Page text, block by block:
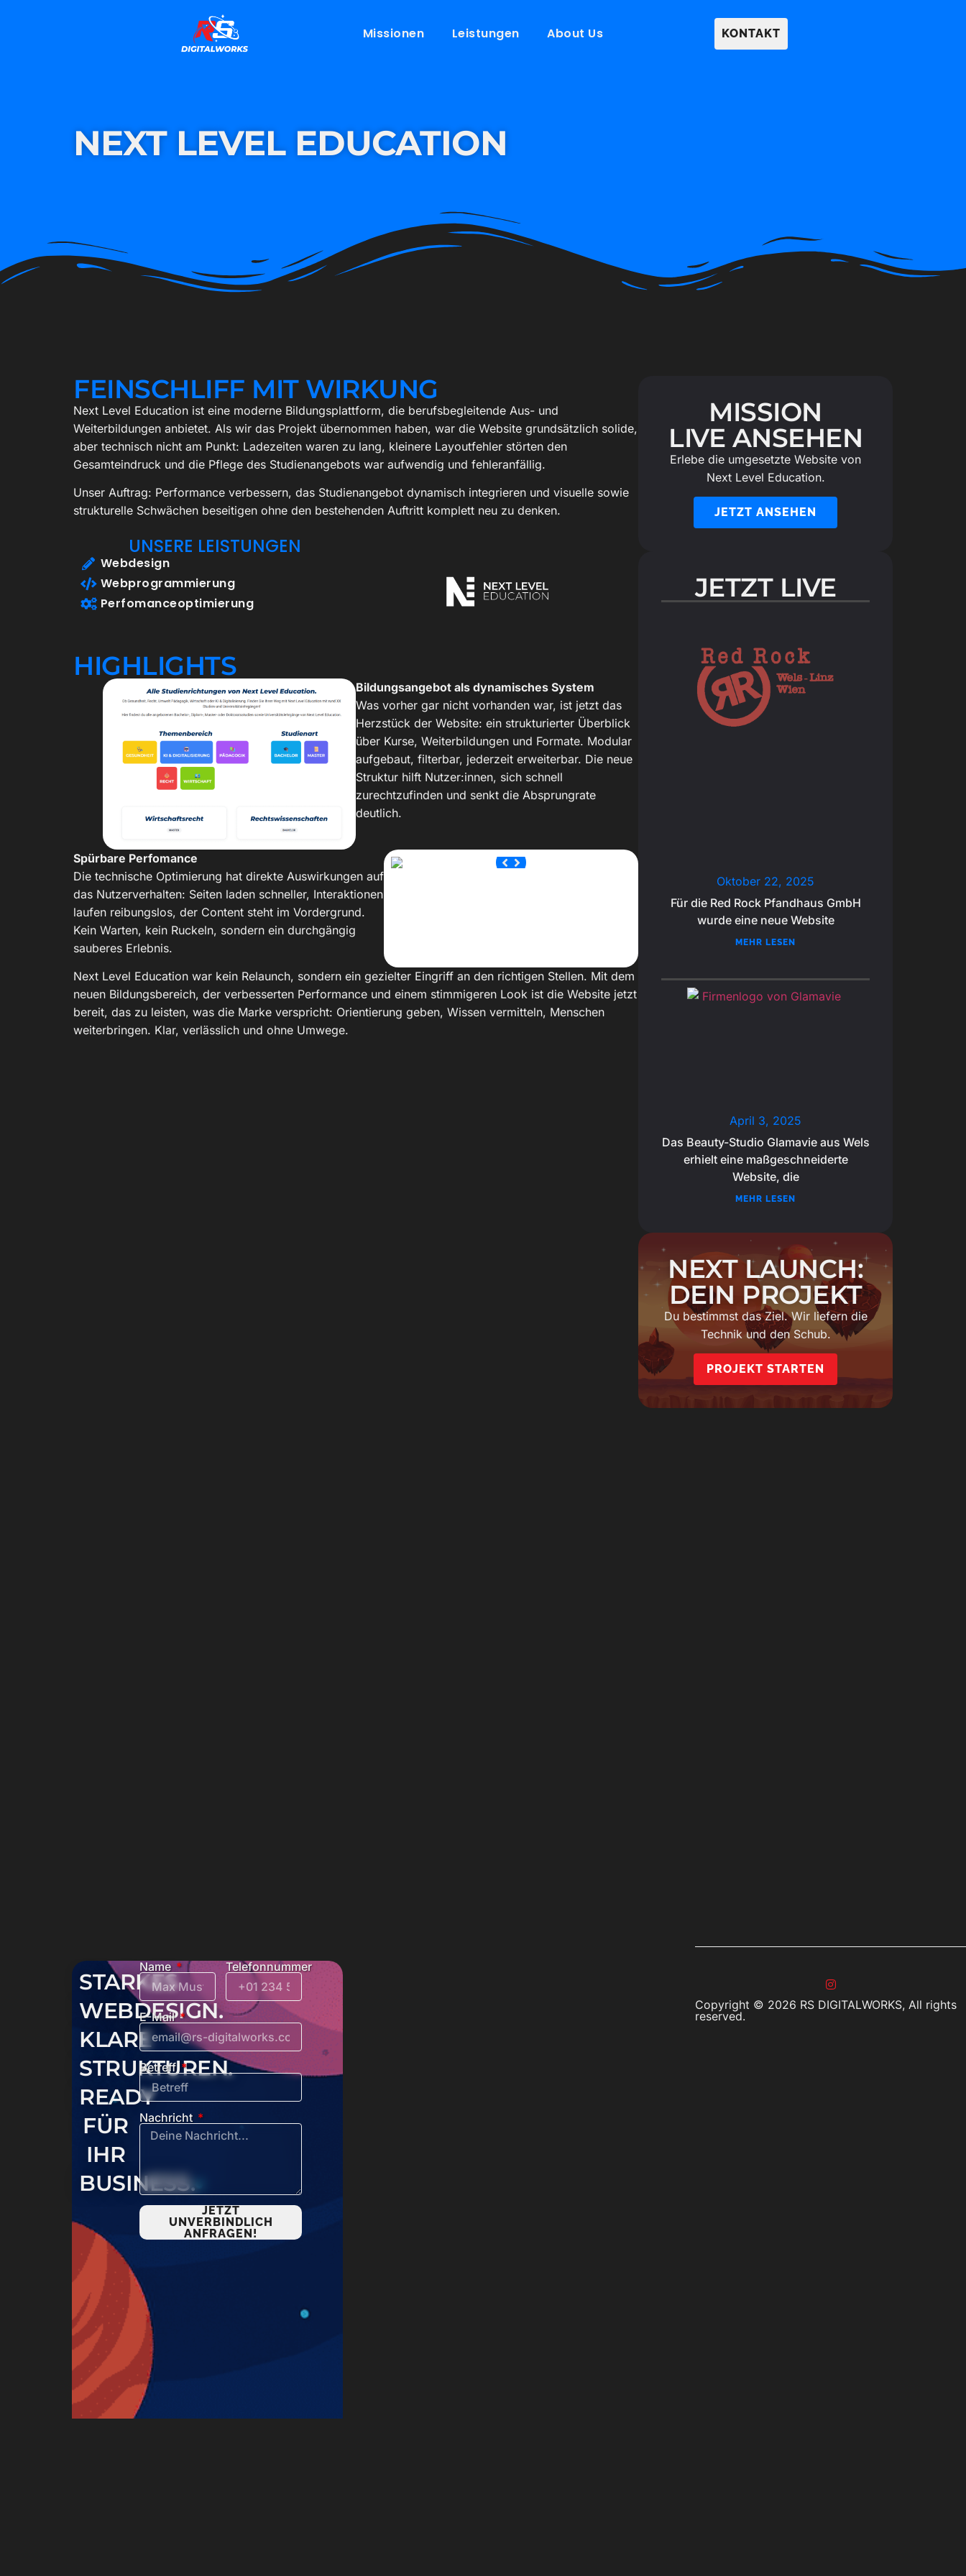
Missionen Leistungen About Us KONTAKT
NEXT LEVEL EDUCATION
FEINSCHLIFF MIT WIRKUNG
Next Level Education ist eine moderne Bildungsplattform, die berufsbegleitende Aus- und
Weiterbildungen anbietet. Als wir das Projekt übernommen haben, war die Website grundsätzlich solide,
aber technisch nicht am Punkt: Ladezeiten waren zu lang, kleinere Layoutfehler störten den
Gesamteindruck und die Pflege des Studienangebots war aufwendig und fehleranfällig.
Unser Auftrag: Performance verbessern, das Studienangebot dynamisch integrieren und visuelle sowie
strukturelle Schwächen beseitigen ohne den bestehenden Auftritt komplett neu zu denken.
UNSERE LEISTUNGEN
Webdesign
Webprogrammierung
Perfomanceoptimierung
HIGHLIGHTS
Bildungsangebot als dynamisches System
Was vorher gar nicht vorhanden war, ist jetzt das
Herzstück der Website: ein strukturierter Überblick
über Kurse, Weiterbildungen und Formate. Modular
aufgebaut, filterbar, jederzeit erweiterbar. Die neue
Struktur hilft Nutzer:innen, sich schnell
zurechtzufinden und senkt die Absprungrate
deutlich.
Spürbare Perfomance
Die technische Optimierung hat direkte Auswirkungen auf
das Nutzerverhalten: Seiten laden schneller, Interaktionen
laufen reibungslos, der Content steht im Vordergrund.
Kein Warten, kein Ruckeln, sondern ein durchgängig
sauberes Erlebnis.
Next Level Education war kein Relaunch, sondern ein gezielter Eingriff an den richtigen Stellen. Mit dem
neuen Bildungsbereich, der verbesserten Performance und einem stimmigeren Look ist die Website jetzt
bereit, das zu leisten, was die Marke verspricht: Orientierung geben, Wissen vermitteln, Menschen
weiterbringen. Klar, verlässlich und ohne Umwege.
MISSION
LIVE ANSEHEN
Erlebe die umgesetzte Website von
Next Level Education.
JETZT ANSEHEN
JETZT LIVE
Oktober 22, 2025
Für die Red Rock Pfandhaus GmbH
wurde eine neue Website
MEHR LESEN
April 3, 2025
Das Beauty-Studio Glamavie aus Wels
erhielt eine maßgeschneiderte
Website, die
MEHR LESEN
NEXT LAUNCH:
DEIN PROJEKT
Du bestimmst das Ziel. Wir liefern die
Technik und den Schub.
PROJEKT STARTEN
STARKES
WEBDESIGN.
KLARE
STRUKTUREN.
READY
FÜR
IHR
BUSINESS.
Name Telefonnummer
E-Mail
Betreff
Nachricht
JETZT
UNVERBINDLICH
ANFRAGEN!
Copyright © 2026 RS DIGITALWORKS, All rights
reserved.